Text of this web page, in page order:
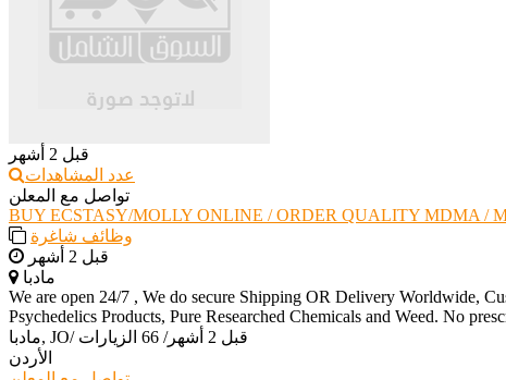
قبل 2 أشهر
عدد المشاهدات
تواصل مع المعلن
BUY ECSTASY/MOLLY ONLINE / ORDER QUALITY MDMA /
وظائف شاغرة
قبل 2 أشهر
مادبا
We are open 24/7 , We do secure Shipping OR Delivery Worldwide,
Psychedelics Products, Pure Researched Chemicals and Weed. No
مادبا, JO/ قبل 2 أشهر / 66 الزيارات
الأردن